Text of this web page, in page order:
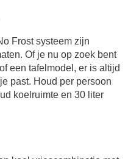
Frost systeem zijn
Of je nu op zoek bent
een tafelmodel, er is altijd
past. Houd per persoon
koelruimte en 30 liter